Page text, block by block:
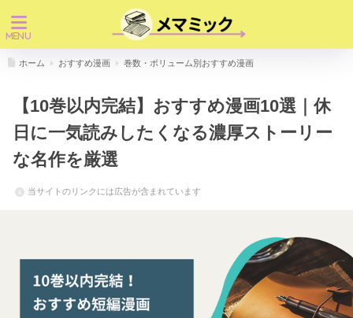
ホーム おすすめ漫画 巻数・ボリューム別おすすめ漫画
【10巻以内完結】おすすめ漫画10選｜休
日に一気読みしたくなる濃厚ストーリー
な名作を厳選
当サイトのリンクには広告が含まれています